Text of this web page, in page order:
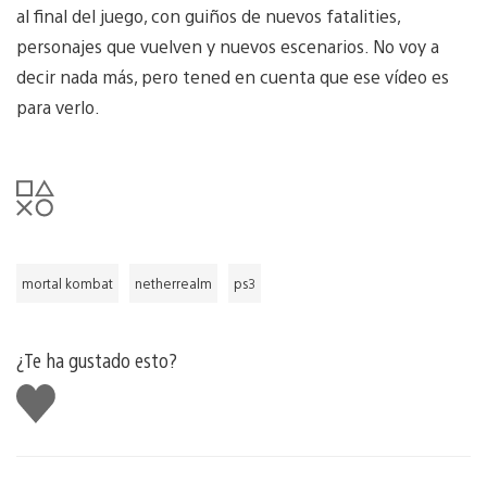
al final del juego, con guiños de nuevos fatalities,
personajes que vuelven y nuevos escenarios. No voy a
decir nada más, pero tened en cuenta que ese vídeo es
para verlo.
mortal kombat netherrealm ps3
¿Te ha gustado esto?
Me
gusta